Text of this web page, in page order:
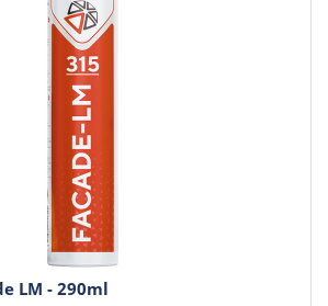
LM - 290ml